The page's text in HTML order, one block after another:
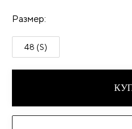
Размер:
48 (S)